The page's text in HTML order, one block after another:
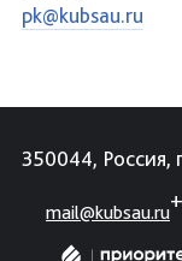
pk@kubsau.ru
350044, Россия,
mail@kubsau.ru